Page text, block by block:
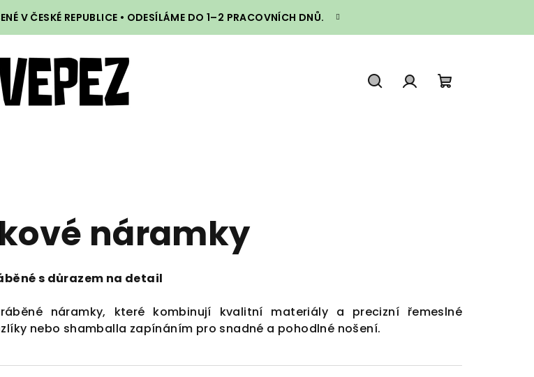
V ČESKÉ REPUBLICE • ODESÍLÁME DO 1–2 PRACOVNÍCH DNŮ.
náramky
s důrazem na detail
náramky, které kombinují kvalitní materiály a precizní řemeslné
nebo shamballa zapínáním pro snadné a pohodlné nošení.